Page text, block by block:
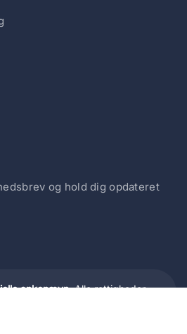
og hold dig opdateret
ankenævn.Alle rettigheder